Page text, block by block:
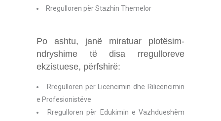
Rregulloren për Stazhin Themelor
Po ashtu, janë miratuar plotësim-
ndryshime të disa rregulloreve
ekzistuese, përfshirë:
Rregulloren për Licencimin dhe Rilicencimin
e Profesionistëve
Rregulloren për Edukimin e Vazhdueshëm